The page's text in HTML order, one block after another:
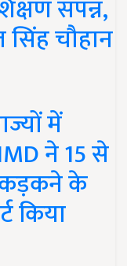
संपन्न,
सिंह चौहान
में
ने 15 से
कड़कने के
किया